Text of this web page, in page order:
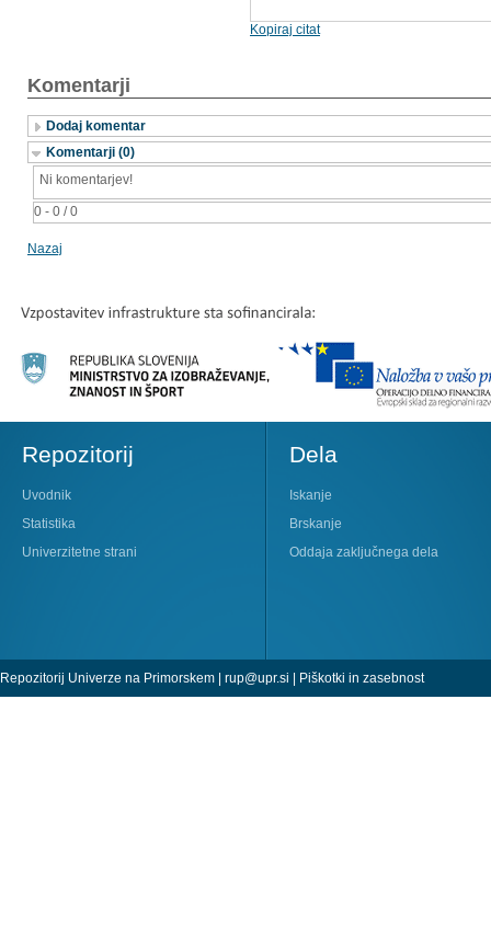
Kopiraj citat
Komentarji
Dodaj komentar
Komentarji (0)
0 - 0 / 0
Ni komentarjev!
Nazaj
Repozitorij
Uvodnik
Statistika
Univerzitetne strani
Dela
Iskanje
Brskanje
Oddaja zaključnega dela
Repozitorij Univerze na Primorskem | rup@upr.si Piškotki in zasebnost